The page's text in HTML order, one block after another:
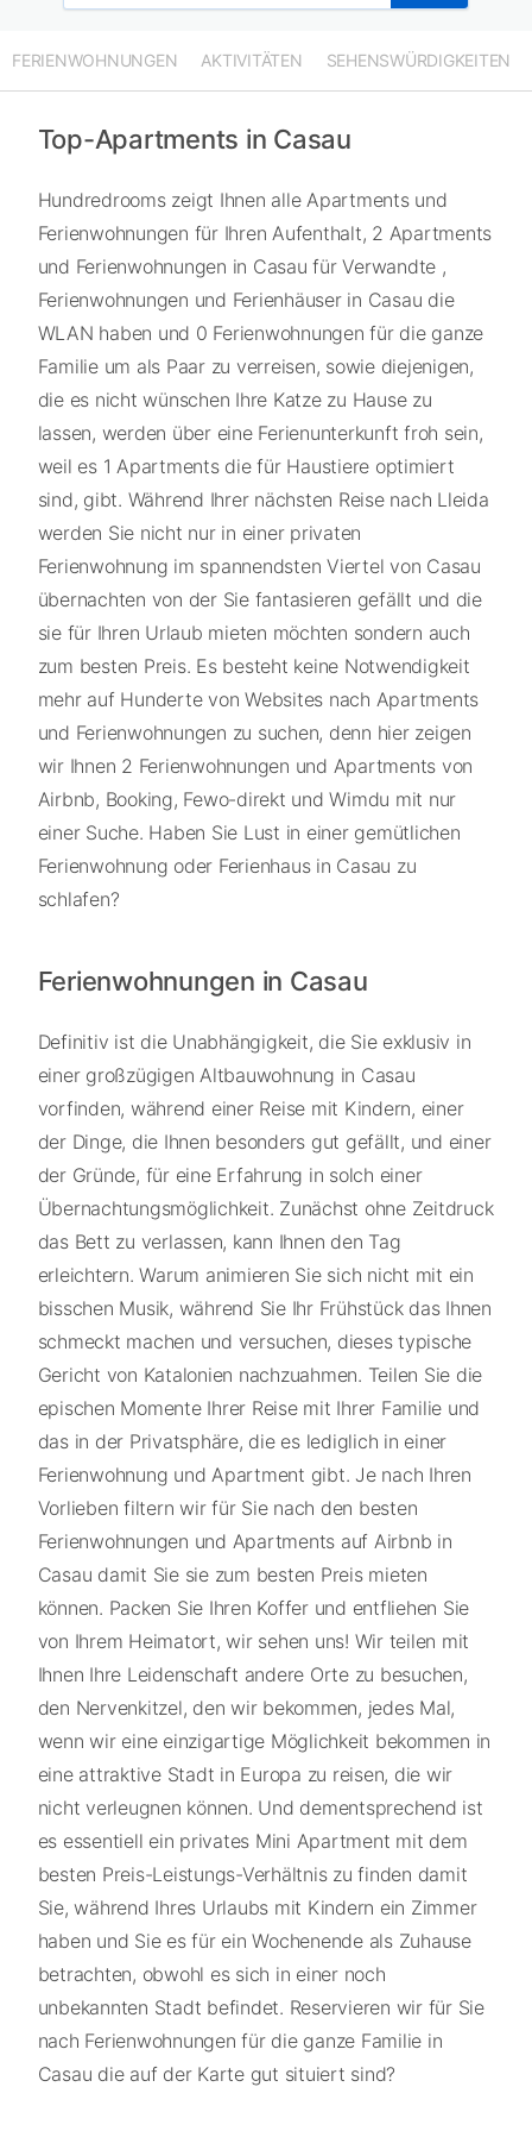
FERIENWOHNUNGEN AKTIVITÄTEN SEHENSWÜRDIGKEITEN
Top-Apartments in Casau
Hundredrooms zeigt Ihnen alle Apartments und
Ferienwohnungen für Ihren Aufenthalt, 2 Apartments
und Ferienwohnungen in Casau für Verwandte ,
Ferienwohnungen und Ferienhäuser in Casau die
WLAN haben und 0 Ferienwohnungen für die ganze
Familie um als Paar zu verreisen, sowie diejenigen,
die es nicht wünschen Ihre Katze zu Hause zu
lassen, werden über eine Ferienunterkunft froh sein,
weil es 1 Apartments die für Haustiere optimiert
sind, gibt. Während Ihrer nächsten Reise nach Lleida
werden Sie nicht nur in einer privaten
Ferienwohnung im spannendsten Viertel von Casau
übernachten von der Sie fantasieren gefällt und die
sie für Ihren Urlaub mieten möchten sondern auch
zum besten Preis. Es besteht keine Notwendigkeit
mehr auf Hunderte von Websites nach Apartments
und Ferienwohnungen zu suchen, denn hier zeigen
wir Ihnen 2 Ferienwohnungen und Apartments von
Airbnb, Booking, Fewo-direkt und Wimdu mit nur
einer Suche. Haben Sie Lust in einer gemütlichen
Ferienwohnung oder Ferienhaus in Casau zu
schlafen?
Ferienwohnungen in Casau
Definitiv ist die Unabhängigkeit, die Sie exklusiv in
einer großzügigen Altbauwohnung in Casau
vorfinden, während einer Reise mit Kindern, einer
der Dinge, die Ihnen besonders gut gefällt, und einer
der Gründe, für eine Erfahrung in solch einer
Übernachtungsmöglichkeit. Zunächst ohne Zeitdruck
das Bett zu verlassen, kann Ihnen den Tag
erleichtern. Warum animieren Sie sich nicht mit ein
bisschen Musik, während Sie Ihr Frühstück das Ihnen
schmeckt machen und versuchen, dieses typische
Gericht von Katalonien nachzuahmen. Teilen Sie die
epischen Momente Ihrer Reise mit Ihrer Familie und
das in der Privatsphäre, die es lediglich in einer
Ferienwohnung und Apartment gibt. Je nach Ihren
Vorlieben filtern wir für Sie nach den besten
Ferienwohnungen und Apartments auf Airbnb in
Casau damit Sie sie zum besten Preis mieten
können. Packen Sie Ihren Koffer und entfliehen Sie
von Ihrem Heimatort, wir sehen uns! Wir teilen mit
Ihnen Ihre Leidenschaft andere Orte zu besuchen,
den Nervenkitzel, den wir bekommen, jedes Mal,
wenn wir eine einzigartige Möglichkeit bekommen in
eine attraktive Stadt in Europa zu reisen, die wir
nicht verleugnen können. Und dementsprechend ist
es essentiell ein privates Mini Apartment mit dem
besten Preis-Leistungs-Verhältnis zu finden damit
Sie, während Ihres Urlaubs mit Kindern ein Zimmer
haben und Sie es für ein Wochenende als Zuhause
betrachten, obwohl es sich in einer noch
unbekannten Stadt befindet. Reservieren wir für Sie
nach Ferienwohnungen für die ganze Familie in
Casau die auf der Karte gut situiert sind?